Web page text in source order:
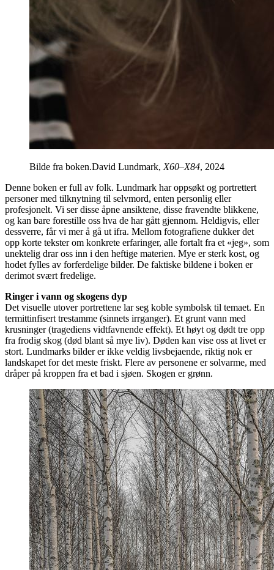
Bilde fra boken.David Lundmark, X60–X84, 2024
Denne boken er full av folk. Lundmark har oppsøkt og portrettert
personer med tilknytning til selvmord, enten personlig eller
profesjonelt. Vi ser disse åpne ansiktene, disse fravendte blikkene,
og kan bare forestille oss hva de har gått gjennom. Heldigvis, eller
dessverre, får vi mer å gå ut ifra. Mellom fotografiene dukker det
opp korte tekster om konkrete erfaringer, alle fortalt fra et «jeg», som
unektelig drar oss inn i den heftige materien. Mye er sterk kost, og
hodet fylles av forferdelige bilder. De faktiske bildene i boken er
derimot svært fredelige.
Ringer i vann og skogens dyp
Det visuelle utover portrettene lar seg koble symbolsk til temaet. En
termittinfisert trestamme (sinnets irrganger). Et grunt vann med
krusninger (tragediens vidtfavnende effekt). Et høyt og dødt tre opp
fra frodig skog (død blant så mye liv). Døden kan vise oss at livet er
stort. Lundmarks bilder er ikke veldig livsbejaende, riktig nok er
landskapet for det meste friskt. Flere av personene er solvarme, med
dråper på kroppen fra et bad i sjøen. Skogen er grønn.